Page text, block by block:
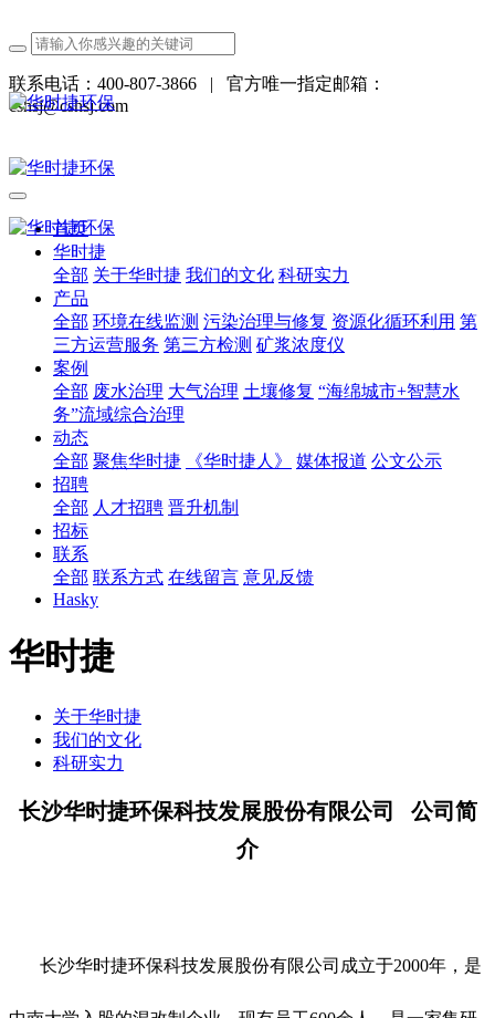
联系电话：400-807-3866 | 官方唯一指定邮箱：
cshsj@cshsj.com
首页
华时捷
全部 关于华时捷 我们的文化 科研实力
产品
全部 环境在线监测 污染治理与修复 资源化循环利用 第
三方运营服务 第三方检测 矿浆浓度仪
案例
全部 废水治理 大气治理 土壤修复 “海绵城市+智慧水
务”流域综合治理
动态
全部 聚焦华时捷 《华时捷人》 媒体报道 公文公示
招聘
全部 人才招聘 晋升机制
招标
联系
全部 联系方式 在线留言 意见反馈
Hasky
华时捷
关于华时捷
我们的文化
科研实力
长沙华时捷环保科技发展股份有限公司 公司简
介
长沙华时捷环保科技发展股份有限公司成立于2000年，是